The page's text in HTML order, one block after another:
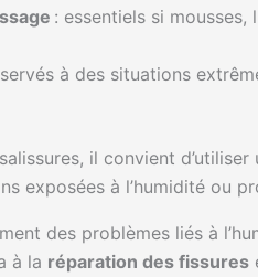
: essentiels si
à des situations
il convient d’utiliser
exposées à l’humidité ou
des problèmes liés à
à la réparation des fissures